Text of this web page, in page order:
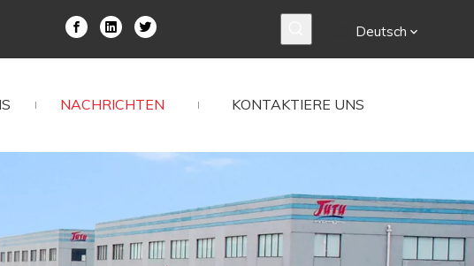
Deutsch
NACHRICHTEN KONTAKTIERE UNS